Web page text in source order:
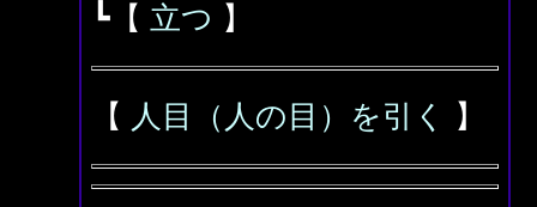
┗【 立つ 】
【 人目（人の目）を引く 】